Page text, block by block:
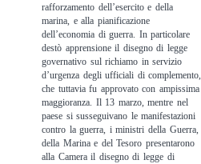
rafforzamento dell’esercito e della
marina, e alla pianificazione
dell’economia di guerra. In particolare
destò apprensione il disegno di legge
governativo sul richiamo in servizio
d’urgenza degli ufficiali di complemento,
che tuttavia fu approvato con ampissima
maggioranza. Il 13 marzo, mentre nel
paese si susseguivano le manifestazioni
contro la guerra, i ministri della Guerra,
della Marina e del Tesoro presentarono
alla Camera il disegno di legge di